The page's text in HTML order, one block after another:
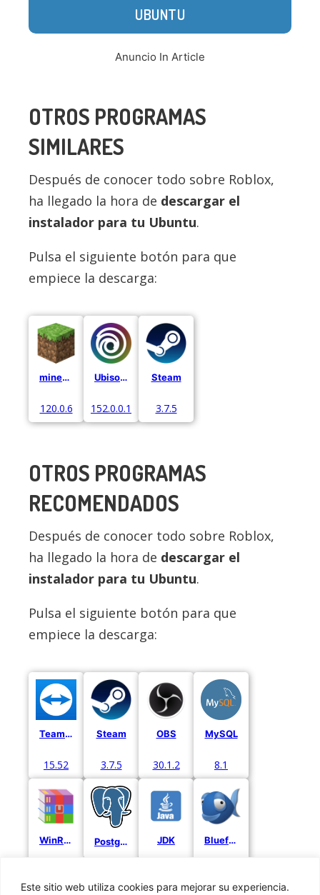
Este sitio web utiliza cookies para mejorar su experiencia.
UBUNTU
Anuncio In Article
OTROS PROGRAMAS
SIMILARES
Después de conocer todo sobre Roblox,
ha llegado la hora de descargar el
instalador para tu Ubuntu.
Pulsa el siguiente botón para que
empiece la descarga:
minecraft
120.0.6
Ubisoft Connect
152.0.0.11052
Steam
3.7.5
OTROS PROGRAMAS
RECOMENDADOS
Después de conocer todo sobre Roblox,
ha llegado la hora de descargar el
instalador para tu Ubuntu.
Pulsa el siguiente botón para que
empiece la descarga:
Team Viewer
15.52
Steam
3.7.5
OBS
30.1.2
MySQL
8.1
WinRaR Postgre JDK Bluefish